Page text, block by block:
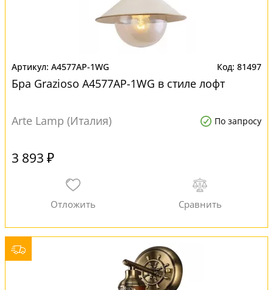
A4577AP-1WG 81497
Бра Grazioso A4577AP-1WG в стиле лофт
Arte Lamp (Италия) По запросу
3 893 ₽